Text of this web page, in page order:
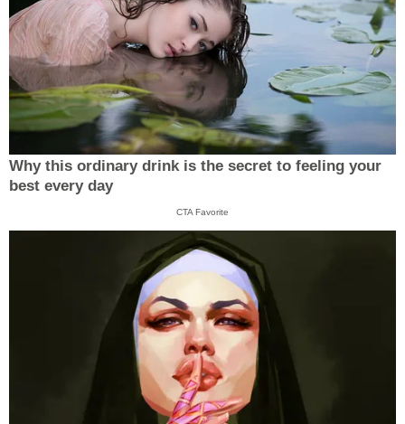
Why this ordinary drink is the secret to feeling your
best every day
CTA Favorite